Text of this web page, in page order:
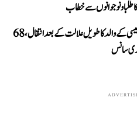
طلبا و نوجوانوں سے خطاب
معروف فٹبالر لیونل میسی کے والد کا طویل علالت کے بعد انتقال، 68
سانس